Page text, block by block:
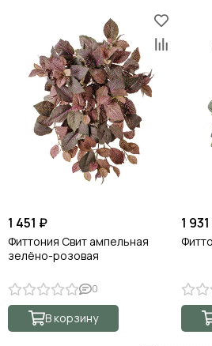
1 451 ₽
Фиттония Свит ампельная
зелёно-розовая
0
В корзину
1